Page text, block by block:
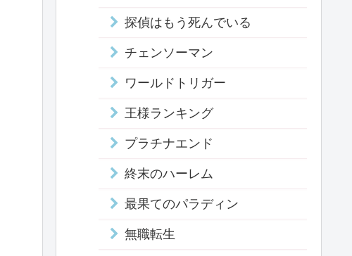
探偵はもう死んでいる
チェンソーマン
ワールドトリガー
王様ランキング
プラチナエンド
終末のハーレム
最果てのパラディン
無職転生